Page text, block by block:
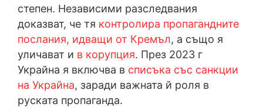
степен. Независими разследвания
доказват, че тя контролира пропагандните
послания, идващи от Кремъл, а също я
уличават и в корупция. През 2023 г
Украйна я включва в списъка със санкции
на Украйна, заради важната й роля в
руската пропаганда.